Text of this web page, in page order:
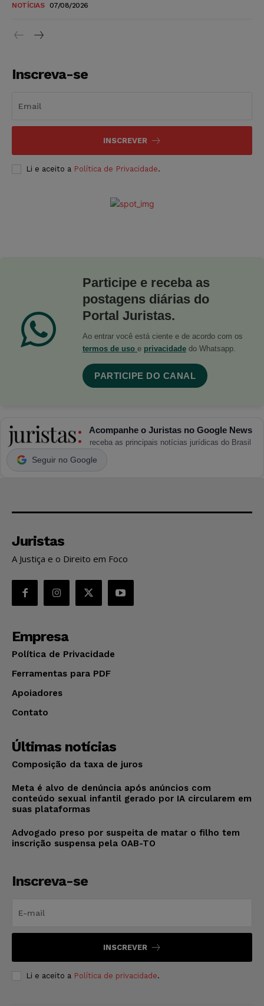
NOTÍCIAS 07/08/2026
Inscreva-se
INSCREVER
Li e aceito a Política de Privacidade.
Participe e receba as
postagens diárias do
Portal Juristas.
Ao entrar você está ciente e de acordo com os
termos de uso e privacidade do Whatsapp.
PARTICIPE DO CANAL
Acompanhe o Juristas no Google News
receba as principais notícias jurídicas do Brasil
Seguir no Google
Juristas
A Justiça e o Direito em Foco
Empresa
Política de Privacidade
Ferramentas para PDF
Apoiadores
Contato
Últimas notícias
Composição da taxa de juros
Meta é alvo de denúncia após anúncios com
conteúdo sexual infantil gerado por IA circularem em
suas plataformas
Advogado preso por suspeita de matar o filho tem
inscrição suspensa pela OAB-TO
Inscreva-se
INSCREVER
Li e aceito a Política de privacidade.